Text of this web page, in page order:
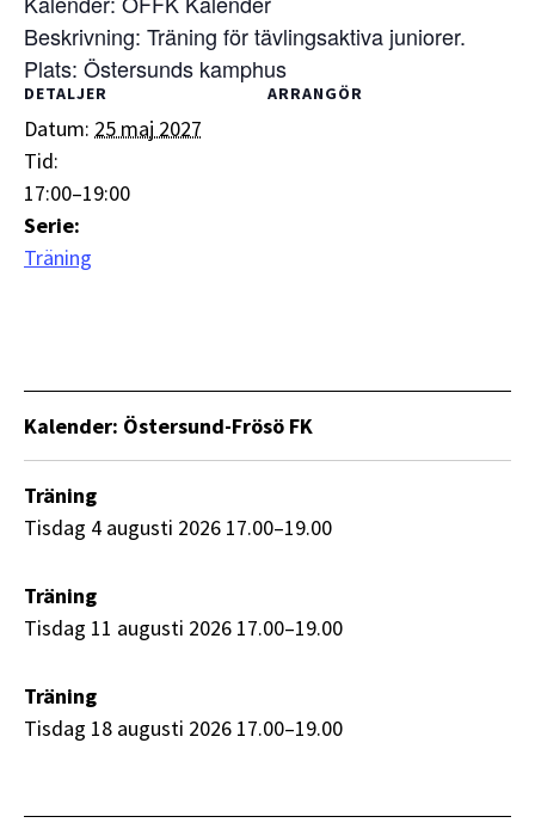
Beskrivning: Träning för tävlingsaktiva juniorer.
Plats: Östersunds kamphus
DETALJER
Datum: 25 maj 2027
Tid:
17:00–19:00
Serie:
Träning
ARRANGÖR
Kalender: Östersund-Frösö FK
Träning
tisdag 4 augusti 2026 17.00–19.00
Träning
tisdag 11 augusti 2026 17.00–19.00
Träning
tisdag 18 augusti 2026 17.00–19.00